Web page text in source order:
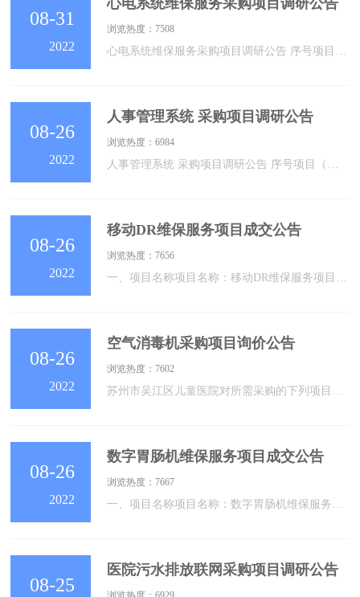
08-31
2022
浏览热度：7508
08-26
2022
浏览热度：6984
人事管理系统 采购项目调研公告
08-26
2022
浏览热度：7656
移动DR维保服务项目成交公告
08-26
2022
浏览热度：7602
空气消毒机采购项目询价公告
08-26
2022
浏览热度：7667
数字胃肠机维保服务项目成交公告
08-25
医院污水排放联网采购项目调研公告